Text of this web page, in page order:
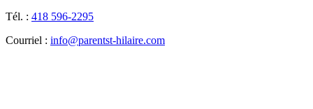
Tél. : 418 596-2295
Courriel : info@parentst-hilaire.com